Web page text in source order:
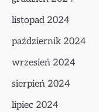
listopad 2024
październik 2024
wrzesień 2024
sierpień 2024
lipiec 2024